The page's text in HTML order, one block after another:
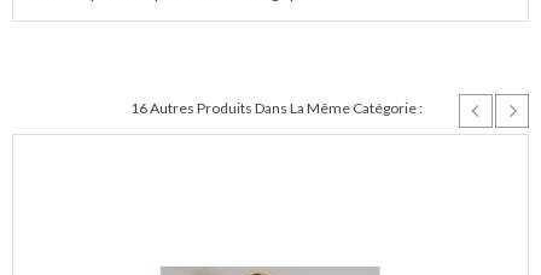
16 Autres Produits Dans La Même Catégorie :